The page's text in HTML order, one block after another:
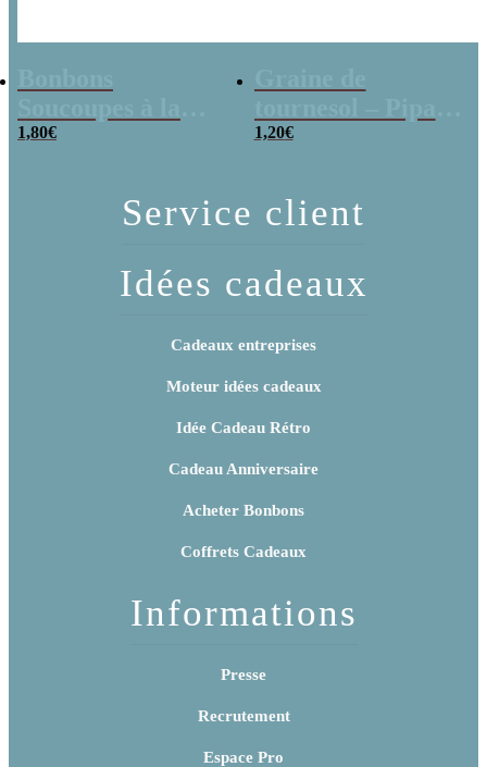
poudre (x20)
1,80€
x 3
1,20€
Service client
Idées cadeaux
Cadeaux entreprises
Moteur idées cadeaux
Idée Cadeau Rétro
Cadeau Anniversaire
Acheter Bonbons
Coffrets Cadeaux
Informations
Presse
Recrutement
Espace Pro